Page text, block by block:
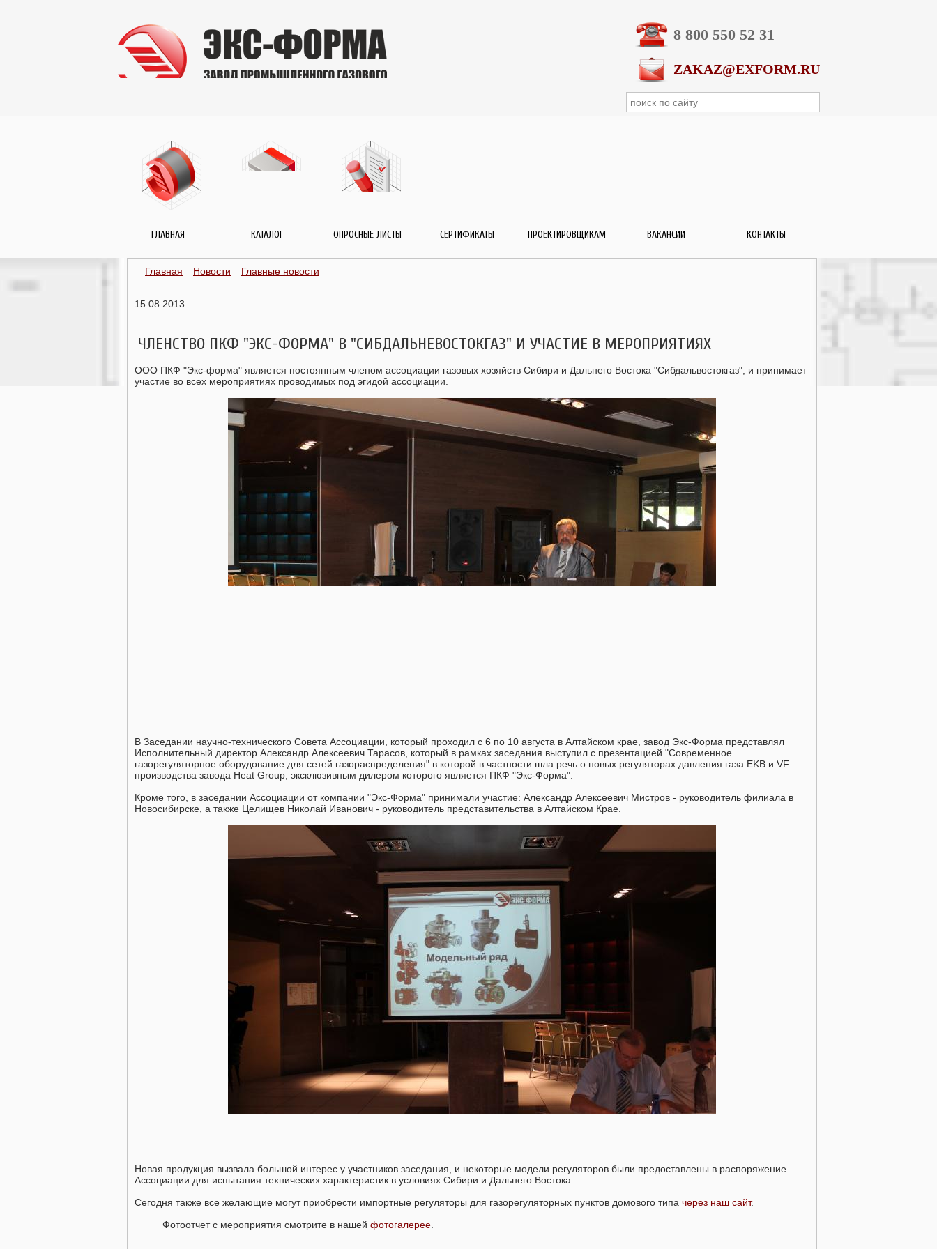
8 800 550 52 31
ZAKAZ@EXFORM.RU
ГЛАВНАЯ КАТАЛОГ ОПРОСНЫЕ ЛИСТЫ СЕРТИФИКАТЫ ПРОЕКТИРОВЩИКАМ ВАКАНСИИ КОНТАКТЫ
Главная Новости Главные новости
15.08.2013
ЧЛЕНСТВО ПКФ "ЭКС-ФОРМА" В "СИБДАЛЬНЕВОСТОКГАЗ" И УЧАСТИЕ В МЕРОПРИЯТИЯХ
ООО ПКФ "Экс-форма" является постоянным членом ассоциации газовых хозяйств Сибири и Дальнего Востока "Сибдальвостокгаз", и принимает
участие во всех мероприятиях проводимых под эгидой ассоциации.
В Заседании научно-технического Совета Ассоциации, который проходил с 6 по 10 августа в Алтайском крае, завод Экс-Форма представлял
Исполнительный директор Александр Алексеевич Тарасов, который в рамках заседания выступил с презентацией "Современное
газорегуляторное оборудование для сетей газораспределения" в которой в частности шла речь о новых регуляторах давления газа EKB и VF
производства завода Heat Group, эксклюзивным дилером которого является ПКФ "Экс-Форма".
Кроме того, в заседании Ассоциации от компании "Экс-Форма" принимали участие: Александр Алексеевич Мистров - руководитель филиала в
Новосибирске, а также Целищев Николай Иванович - руководитель представительства в Алтайском Крае.
Новая продукция вызвала большой интерес у участников заседания, и некоторые модели регуляторов были предоставлены в распоряжение
Ассоциации для испытания технических характеристик в условиях Сибири и Дальнего Востока.
Сегодня также все желающие могут приобрести импортные регуляторы для газорегуляторных пунктов домового типа через наш сайт.
Фотоотчет с мероприятия смотрите в нашей фотогалерее